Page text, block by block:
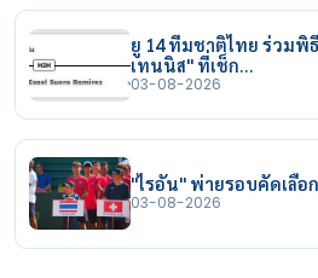
ยู 14 ทีมชาติไทย ร่วมพิ
เทนนิส" ที่เช็ก…
03-08-2026
"ไรอัน" พ่ายรอบคัดเลือ
03-08-2026